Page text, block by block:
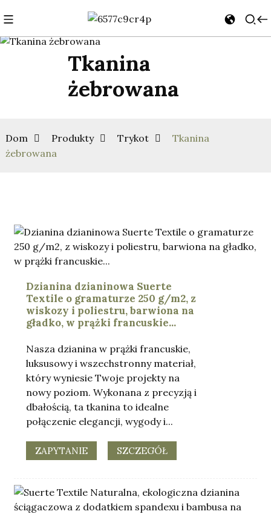
Tkanina
żebrowana
Dom Produkty Trykot
Tkanina
żebrowana
Dzianina dzianinowa Suerte
Textile o gramaturze 250 g/m2, z
wiskozy i poliestru, barwiona na
gładko, w prążki francuskie...
Nasza dzianina w prążki francuskie,
luksusowy i wszechstronny materiał,
który wyniesie Twoje projekty na
nowy poziom. Wykonana z precyzją i
dbałością, ta tkanina to idealne
połączenie elegancji, wygody i...
ZAPYTANIE SZCZEGÓŁ